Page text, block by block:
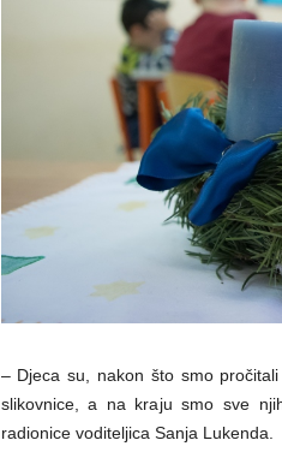
– Djeca su, nakon što smo
slikovnice, a na kraju smo sve
radionice voditeljica Sanja Lukenda.